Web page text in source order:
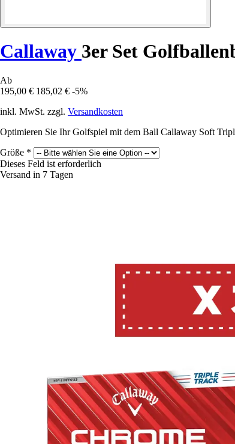
Callaway 3er Set
Ab
195,00 € 185,02 € -5%
inkl. MwSt. zzgl. Versandkosten
Optimieren Sie Ihr Golfspiel mit dem Ball Callaway Soft
Größe *
Dieses Feld ist erforderlich
Versand in 7 Tagen